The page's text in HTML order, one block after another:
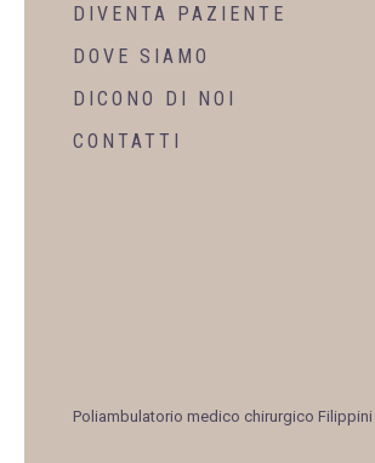
DIVENTA PAZIENTE
DOVE SIAMO
DICONO DI NOI
CONTATTI
Poliambulatorio medico chirurgico Filippini